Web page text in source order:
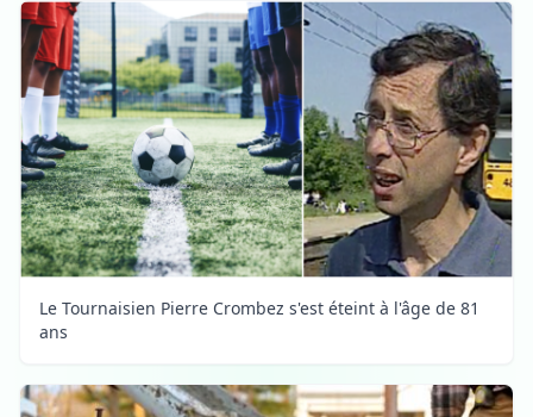
Le Tournaisien Pierre Crombez s'est éteint à l'âge de 81
ans